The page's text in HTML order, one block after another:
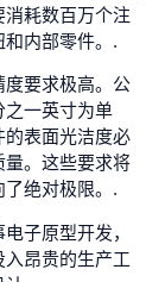
消耗数百万个注
内部零件。.
度要求极高。公
之一英寸为单
的表面光洁度必
量。这些要求将
绝对极限。.
子原型开发，
昂贵的生产工